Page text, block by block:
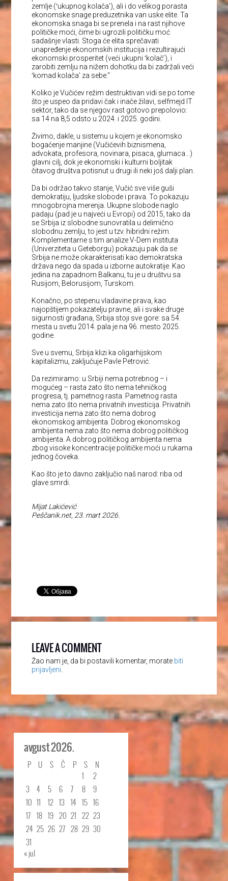
zemlje (ʻukupnog kolača’), ali i do velikog porasta
ekonomske snage preduzetnika van uske elite. Ta
ekonomska snaga bi se prenela i na rast njihove
političke moći, čime bi ugrozili političku moć
sadašnje vlasti. Stoga će elita sprečavati
unapređenje ekonomskih institucija i rezultirajući
ekonomski prosperitet (veći ukupni ʻkolač’), i
zarobiti zemlju na nižem dohotku da bi zadržali veći
ʻkomad kolača’ za sebe.“
Koliko je Vučićev režim destruktivan vidi se po tome
što je uspeo da pridavi čak i inače žilavi, selfmejd IT
sektor, tako da se njegov rast gotovo prepolovio:
sa 14 na 8,5 odsto u 2024. i 2025. godini.
Živimo, dakle, u sistemu u kojem je ekonomsko
bogaćenje manjine (Vučićevih biznismena,
advokata, profesora, novinara, pisaca, glumaca…)
glavni cilj, dok je ekonomski i kulturni boljitak
čitavog društva potisnut u drugi ili neki još dalji plan.
Da bi održao takvo stanje, Vučić sve više guši
demokratiju, ljudske slobode i prava. To pokazuju
mnogobrojna merenja. Ukupne slobode naglo
padaju (pad je u najveći u Evropi) od 2015, tako da
se Srbija iz slobodne sunovratila u delimično
slobodnu zemlju, to jest u tzv. hibridni režim.
Komplementarne s tim analize V-Dem instituta
(Univerziteta u Geteborgu) pokazuju pak da se
Srbija ne može okarakterisati kao demokratska
država nego da spada u izborne autokratije. Kao
jedina na zapadnom Balkanu, tu je u društvu sa
Rusijom, Belorusijom, Turskom.
Konačno, po stepenu vladavine prava, kao
najopštijem pokazatelju pravne, ali i svake druge
sigurnosti građana, Srbija stoji sve gore: sa 54.
mesta u svetu 2014. pala je na 96. mesto 2025.
godine.
Sve u svemu, Srbija klizi ka oligarhijskom
kapitalizmu, zaključuje Pavle Petrović.
Da rezimiramo: u Srbiji nema potrebnog – i
mogućeg – rasta zato što nema tehničkog
progresa, tj. pametnog rasta. Pametnog rasta
nema zato što nema privatnih investicija. Privatnih
investicija nema zato što nema dobrog
ekonomskog ambijenta. Dobrog ekonomskog
ambijenta nema zato što nema dobrog političkog
ambijenta. A dobrog političkog ambijenta nema
zbog visoke koncentracije političke moći u rukama
jednog čoveka.
Kao što je to davno zaključio naš narod: riba od
glave smrdi.
Mijat Lakićević
Peščanik.net, 23. mart 2026.
LEAVE A COMMENT
Žao nam je, da bi postavili komentar, morate biti
prijavljeni
avgust 2026.
P U S Č P S
N
1
2
3
4 5 6 7 8
9
10 11 12 13 14 15 16
17 18 19 20 21 22 23
24 25 26 27 28 29 30
31
« jul